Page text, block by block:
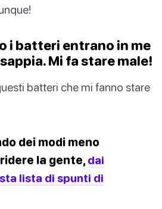
i batteri entrano in me
Mi fa stare male!
batteri che mi fanno stare
dei modi meno
la gente, dai
lista di spunti di